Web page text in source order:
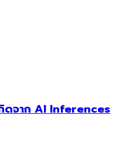
ดจาก AI Inferences